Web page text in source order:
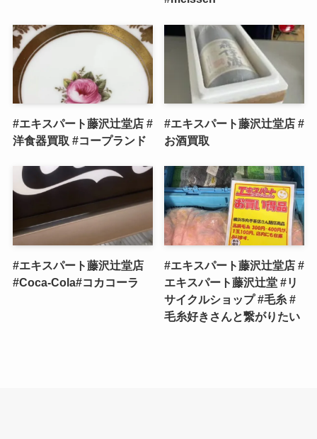
#エキスパート藤沢辻堂店 #
洋食器買取 #コープランド
#エキスパート藤沢辻堂店 #
お酒買取
#エキスパート藤沢辻堂店
#Coca-Cola#コカコーラ
#エキスパート藤沢辻堂店 #
エキスパート藤沢辻堂 #リ
サイクルショップ #毛糸 #
毛糸好きさんと繋がりたい